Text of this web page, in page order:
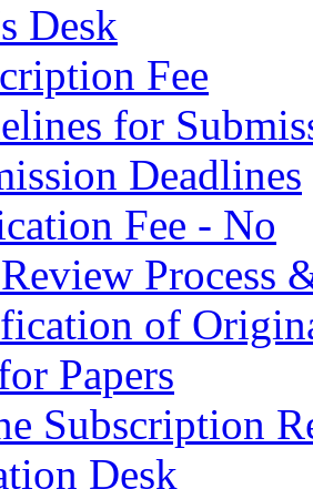
Desk
Fee
for
Deadlines
Fee - No
Process
of
Papers
Subscription
Desk